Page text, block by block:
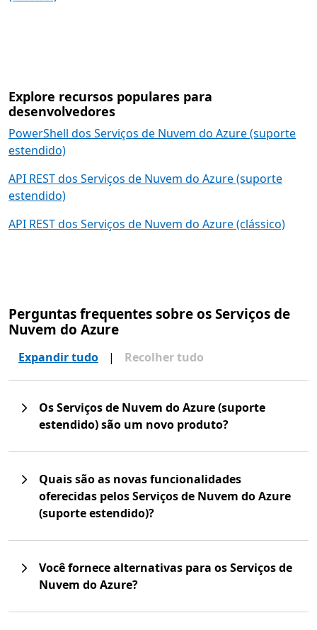
Explore recursos populares para
desenvolvedores
PowerShell dos Serviços de Nuvem do Azure (suporte
estendido)
API REST dos Serviços de Nuvem do Azure (suporte
estendido)
API REST dos Serviços de Nuvem do Azure (clássico)
Perguntas frequentes sobre os Serviços de
Nuvem do Azure
Expandir tudo | Recolher tudo
Os Serviços de Nuvem do Azure (suporte
estendido) são um novo produto?
Quais são as novas funcionalidades
oferecidas pelos Serviços de Nuvem do Azure
(suporte estendido)?
Você fornece alternativas para os Serviços de
Nuvem do Azure?